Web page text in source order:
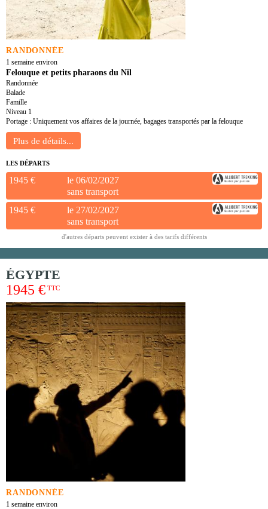
RANDONNÉE
1 semaine environ
Felouque et petits pharaons du Nil
Randonnée
Balade
Famille
Niveau 1
Portage : Uniquement vos affaires de la journée, bagages transportés par la felouque
LES DÉPARTS
1945 €
le 06/02/2027
sans transport
1945 €
le 27/02/2027
sans transport
d'autres départs peuvent exister à des tarifs différents
ÉGYPTE
1945 € TTC
RANDONNÉE
1 semaine environ